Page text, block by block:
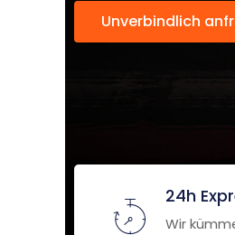
Unverbindlich
24h
Wir